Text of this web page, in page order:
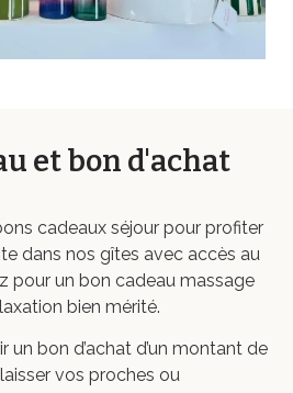
et bon d'achat
cadeaux séjour pour profiter
dans nos gîtes avec accès au
pour un bon cadeau massage
bien mérité.
un bon d’achat d’un montant de
vos proches ou